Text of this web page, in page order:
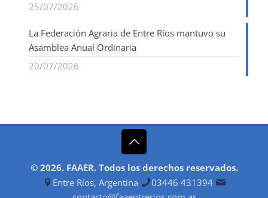
25/07/2026
La Federación Agraria de Entre Ríos mantuvo su
Asamblea Anual Ordinaria
20/07/2026
© 2026. FAAER. Todos los derechos reservados.
Entre Ríos, Argentina
03446 431394